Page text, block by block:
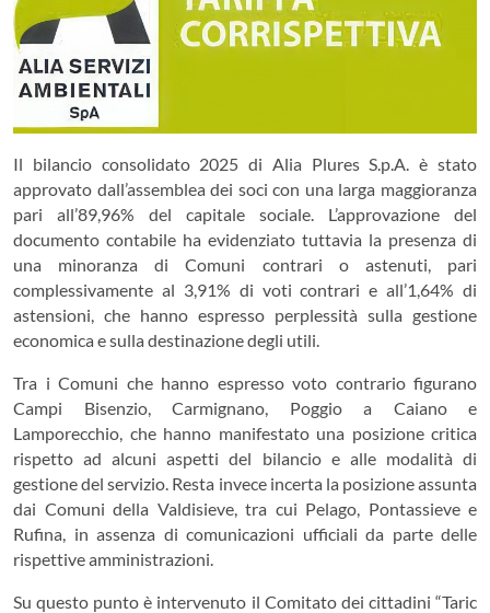
Il bilancio consolidato 2025 di Alia Plures S.p.A. è stato
approvato dall’assemblea dei soci con una larga maggioranza
pari all’89,96% del capitale sociale. L’approvazione del
documento contabile ha evidenziato tuttavia la presenza di
una minoranza di Comuni contrari o astenuti, pari
complessivamente al 3,91% di voti contrari e all’1,64% di
astensioni, che hanno espresso perplessità sulla gestione
economica e sulla destinazione degli utili.
Tra i Comuni che hanno espresso voto contrario figurano
Campi Bisenzio, Carmignano, Poggio a Caiano e
Lamporecchio, che hanno manifestato una posizione critica
rispetto ad alcuni aspetti del bilancio e alle modalità di
gestione del servizio. Resta invece incerta la posizione assunta
dai Comuni della Valdisieve, tra cui Pelago, Pontassieve e
Rufina, in assenza di comunicazioni ufficiali da parte delle
rispettive amministrazioni.
Su questo punto è intervenuto il Comitato dei cittadini “Taric